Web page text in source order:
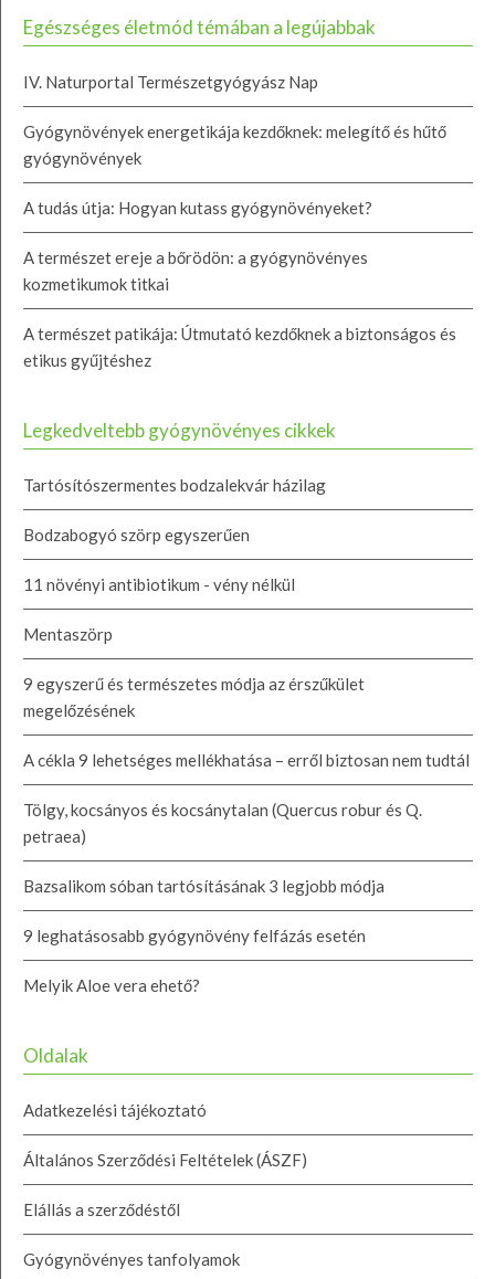
Egészséges életmód témában a legújabbak
IV. Naturportal Természetgyógyász Nap
Gyógynövények energetikája kezdőknek: melegítő és hűtő
gyógynövények
A tudás útja: Hogyan kutass gyógynövényeket?
A természet ereje a bőrödön: a gyógynövényes
kozmetikumok titkai
A természet patikája: Útmutató kezdőknek a biztonságos és
etikus gyűjtéshez
Legkedveltebb gyógynövényes cikkek
Tartósítószermentes bodzalekvár házilag
Bodzabogyó szörp egyszerűen
11 növényi antibiotikum - vény nélkül
Mentaszörp
9 egyszerű és természetes módja az érszűkület
megelőzésének
A cékla 9 lehetséges mellékhatása – erről biztosan nem tudtál
Tölgy, kocsányos és kocsánytalan (Quercus robur és Q.
petraea)
Bazsalikom sóban tartósításának 3 legjobb módja
9 leghatásosabb gyógynövény felfázás esetén
Melyik Aloe vera ehető?
Oldalak
Adatkezelési tájékoztató
Általános Szerződési Feltételek (ÁSZF)
Elállás a szerződéstől
Gyógynövényes tanfolyamok